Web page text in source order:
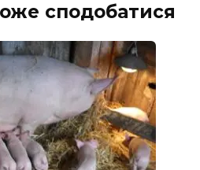
сподобатися